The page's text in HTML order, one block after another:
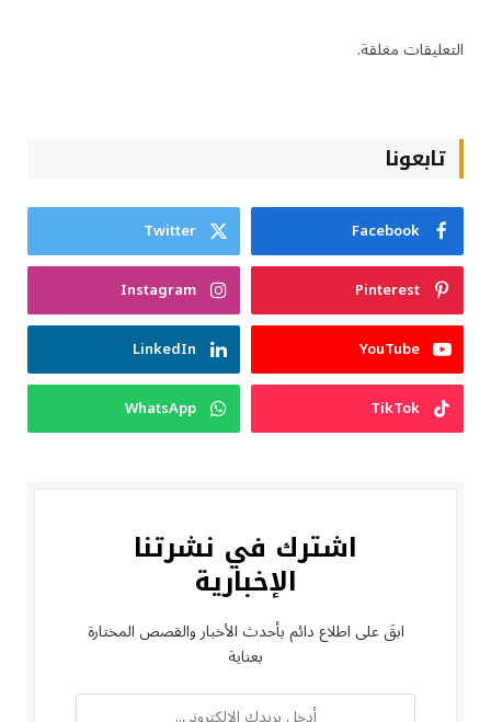
التعليقات مغلقة.
تابعونا
Facebook
Twitter
Pinterest
Instagram
YouTube
LinkedIn
TikTok
WhatsApp
اشترك في نشرتنا
الإخبارية
ابقَ على اطلاع دائم بأحدث الأخبار والقصص المختارة
بعناية